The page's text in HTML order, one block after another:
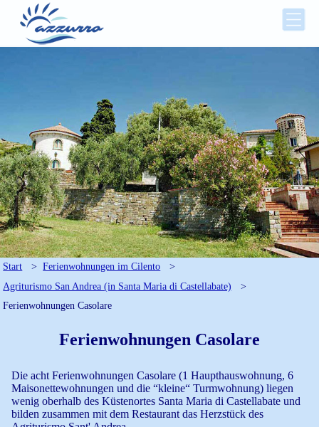
Start > Ferienwohnungen im Cilento
>
Agriturismo San Andrea (in Santa Maria di Castellabate)
>
Ferienwohnungen Casolare
Ferienwohnungen Casolare
Die acht Ferienwohnungen Casolare (1 Haupthauswohnung, 6
Maisonettewohnungen und die “kleine“ Turmwohnung) liegen
wenig oberhalb des Küstenortes Santa Maria di Castellabate und
bilden zusammen mit dem Restaurant das Herzstück des